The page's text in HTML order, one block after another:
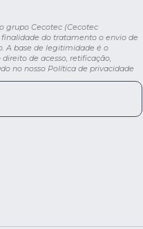
grupo Cecotec (Cecotec
finalidade do tratamento o envio de
A base de legitimidade é o
de acesso, retificação,
no nosso Política de privacidade